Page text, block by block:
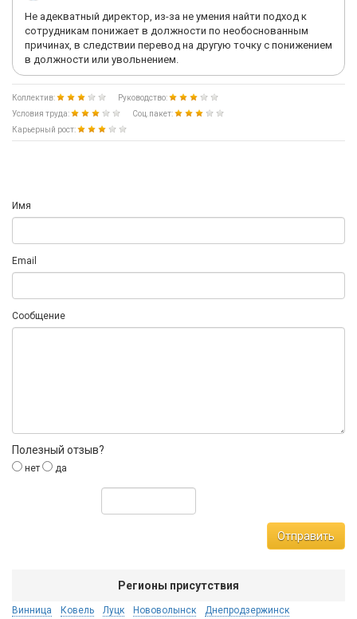
Не адекватный директор, из-за не умения найти подход к
сотрудникам понижает в должности по необоснованным
причинах, в следствии перевод на другую точку с понижением
в должности или увольнением.
Коллектив:
Руководство:
Условия труда:
Соц.пакет:
Карьерный рост:
Имя
Email
Сообщение
Полезный отзыв?
нет да
Отправить
Регионы присутствия
Винница Ковель Луцк Нововолынск
Днепродзержинск